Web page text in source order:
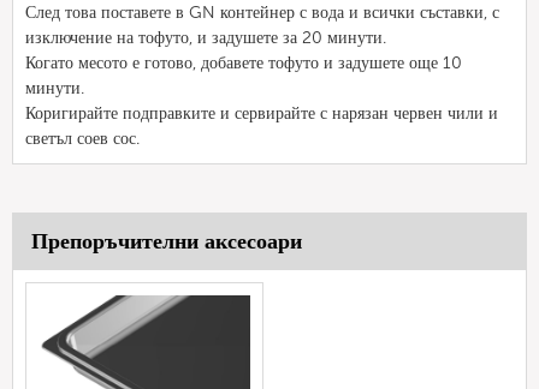
След това поставете в GN контейнер с вода и всички съставки, с
изключение на тофуто, и задушете за 20 минути.
Когато месото е готово, добавете тофуто и задушете още 10
минути.
Коригирайте подправките и сервирайте с нарязан червен чили и
светъл соев сос.
Препоръчителни аксесоари